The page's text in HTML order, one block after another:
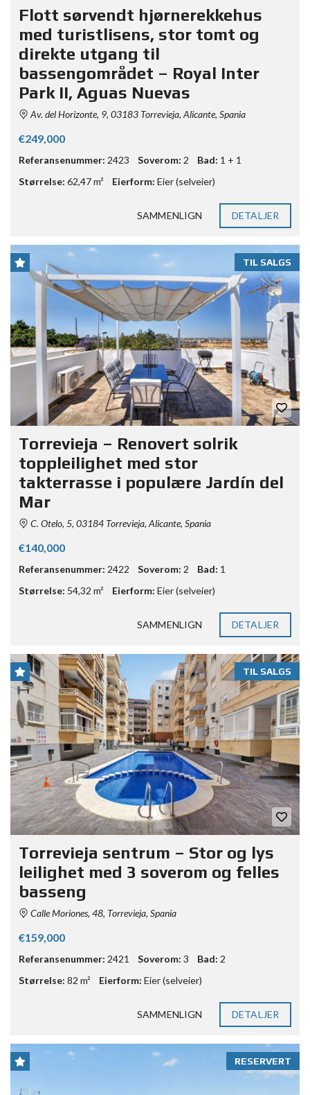
Flott sørvendt hjørnerekkehus
med turistlisens, stor tomt og
direkte utgang til
bassengområdet – Royal Inter
Park II, Aguas Nuevas
Av. del Horizonte, 9, 03183 Torrevieja, Alicante, Spania
€249,000
Referansenummer: 2423 Soverom: 2 Bad: 1 + 1
Størrelse: 62,47 m² Eierform: Eier (selveier)
SAMMENLIGN DETALJER
TIL SALGS
Torrevieja – Renovert solrik
toppleilighet med stor
takterrasse i populære Jardín del
Mar
C. Otelo, 5, 03184 Torrevieja, Alicante, Spania
€140,000
Referansenummer: 2422 Soverom: 2 Bad: 1
Størrelse: 54,32 m² Eierform: Eier (selveier)
SAMMENLIGN DETALJER
TIL SALGS
Torrevieja sentrum – Stor og lys
leilighet med 3 soverom og felles
basseng
Calle Moriones, 48, Torrevieja, Spania
€159,000
Referansenummer: 2421 Soverom: 3 Bad: 2
Størrelse: 82 m² Eierform: Eier (selveier)
SAMMENLIGN DETALJER
RESERVERT